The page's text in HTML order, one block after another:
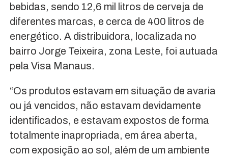
bebidas, sendo 12,6 mil litros de cerveja de
diferentes marcas, e cerca de 400 litros de
energético. A distribuidora, localizada no
bairro Jorge Teixeira, zona Leste, foi autuada
pela Visa Manaus.
“Os produtos estavam em situação de avaria
ou já vencidos, não estavam devidamente
identificados, e estavam expostos de forma
totalmente inapropriada, em área aberta,
com exposição ao sol, além de um ambiente